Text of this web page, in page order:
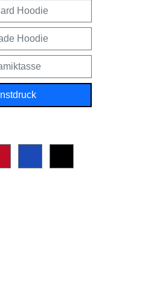
Hoodie
Hoodie